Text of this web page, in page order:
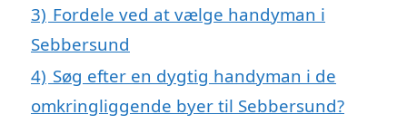
3) Fordele ved at vælge handyman i
Sebbersund
4) Søg efter en dygtig handyman i de
omkringliggende byer til Sebbersund?